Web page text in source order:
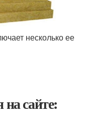
несколько ее
сайте: